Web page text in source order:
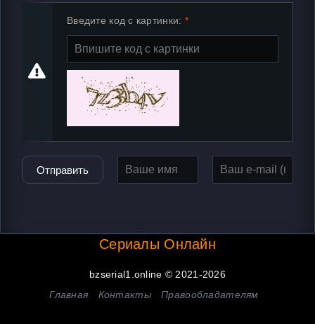
Введите код с картинки:
Отправить
Сериалы Онлайн
bzserial1.online © 2021-2026
Главная
Контакты Правообладателям